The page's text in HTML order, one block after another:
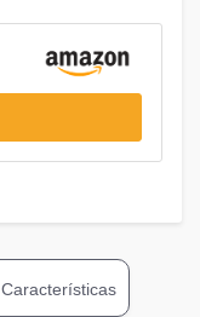
Características